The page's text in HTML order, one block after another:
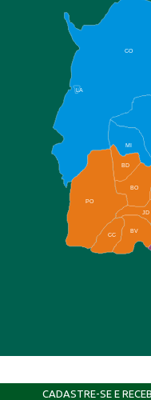
CO
MI
BD
BO
JD
PO
BV
CC
LA
CADASTRE-SE E